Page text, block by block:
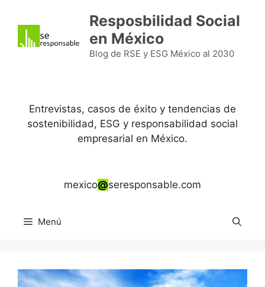
contenido
Resposbilidad Social
en México
Blog de RSE y ESG México al 2030
Entrevistas, casos de éxito y tendencias de
sostenibilidad, ESG y responsabilidad social
empresarial en México.
mexico@seresponsable.com
Menú